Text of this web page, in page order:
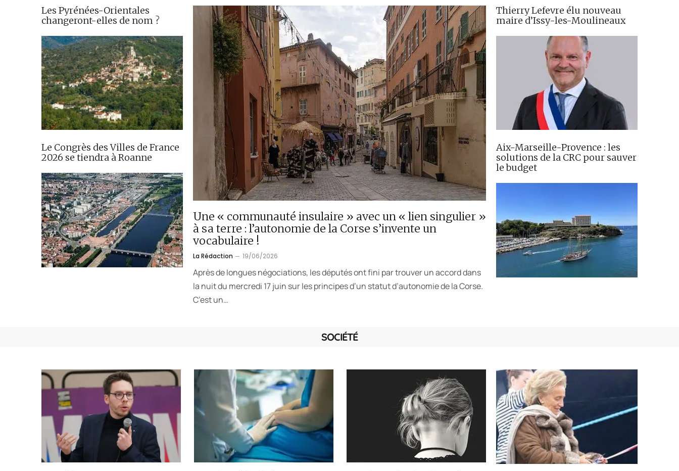
Les Pyrénées-Orientales
changeront-elles de nom ?
Le Congrès des Villes de France
2026 se tiendra à Roanne
Une « communauté insulaire » avec un « lien singulier »
à sa terre : l’autonomie de la Corse s’invente un
vocabulaire !
La Rédaction 19/06/2026
Après de longues négociations, les députés ont fini par trouver un accord dans
la nuit du mercredi 17 juin sur les principes d’un statut d’autonomie de la Corse.
C’est un…
Thierry Lefevre élu nouveau
maire d’Issy-les-Moulineaux
Aix-Marseille-Provence : les
solutions de la CRC pour sauver
le budget
SOCIÉTÉ